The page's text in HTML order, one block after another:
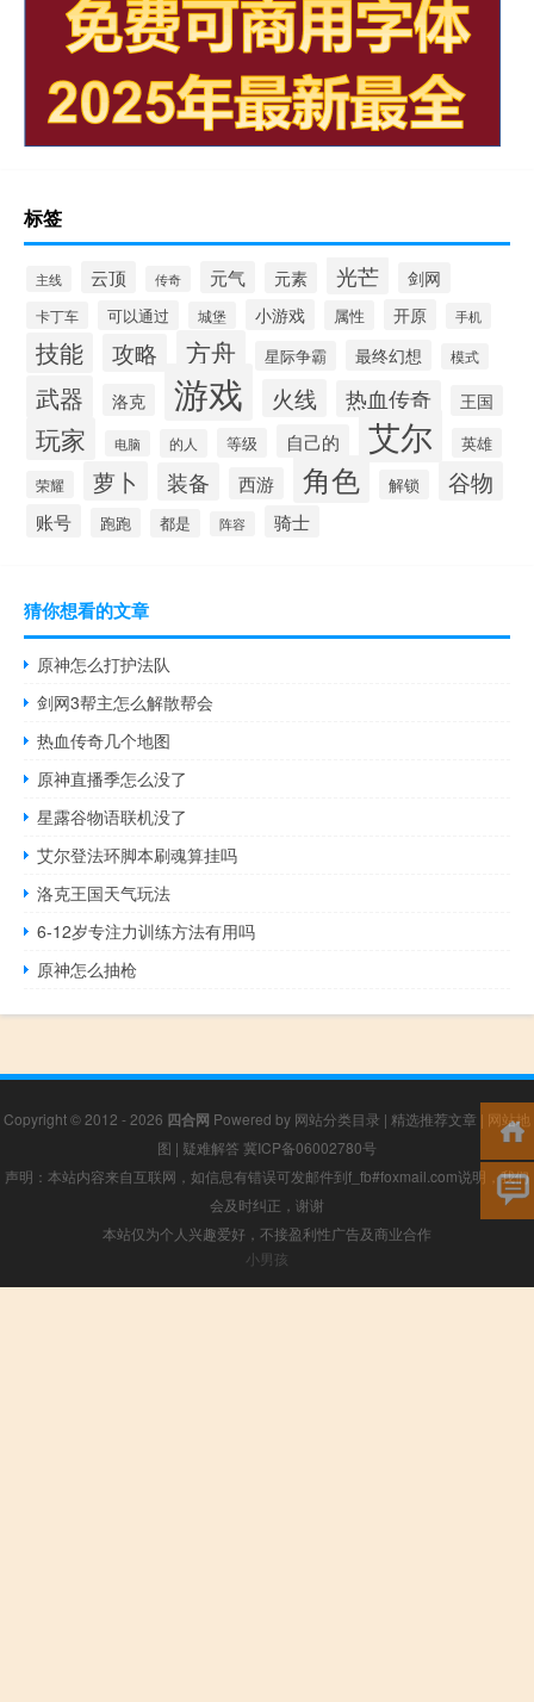
标签
主线 云顶 传奇 元气 元素 光芒 剑网
卡丁车 可以通过 城堡 小游戏 属性 开原 手机
技能 攻略 方舟 星际争霸 最终幻想 模式
武器 洛克 游戏 火线 热血传奇 王国
玩家 电脑 的人 等级 自己的 艾尔 英雄
荣耀 萝卜 装备 西游 角色 解锁 谷物
账号 跑跑 都是 阵容 骑士
猜你想看的文章
原神怎么打护法队
剑网3帮主怎么解散帮会
热血传奇几个地图
原神直播季怎么没了
星露谷物语联机没了
艾尔登法环脚本刷魂算挂吗
洛克王国天气玩法
6-12岁专注力训练方法有用吗
原神怎么抽枪
Copyright © 2012 - 2026 四合网 Powered by 网站分类目录 | 精选推荐文章 | 网站地
图 | 疑难解答 冀ICP备06002780号
声明：本站内容来自互联网，如信息有错误可发邮件到f_fb#foxmail.com说明，我们
会及时纠正，谢谢
本站仅为个人兴趣爱好，不接盈利性广告及商业合作
小男孩